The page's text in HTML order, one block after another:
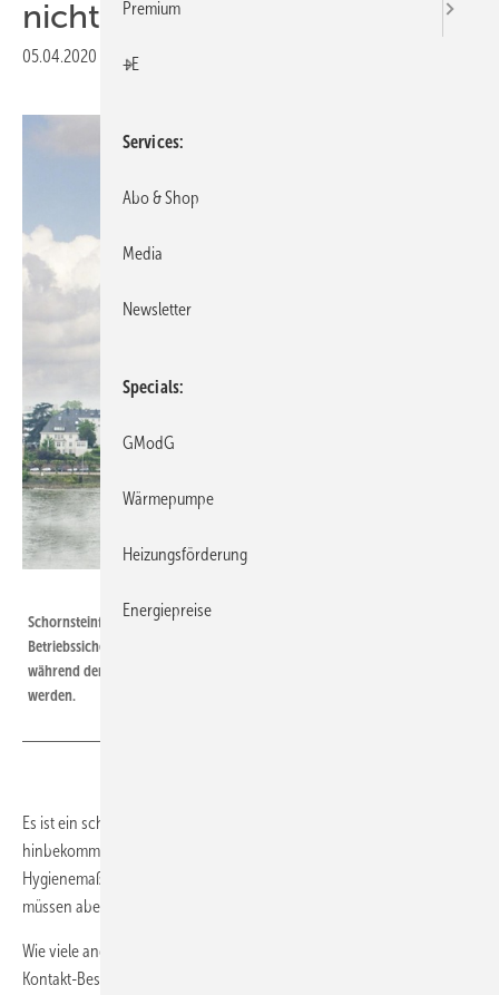
nicht aus
05.04.2020 Druckvorschau
Schornsteinfegertätigkeiten zur Wahrung der Brand- und
Betriebssicherheit dienen der öffentlichen Gefahrenabwehr und dürfen
während der Coronavirus-Krise nicht ausgesetzt oder beliebig verschoben
werden.
Es ist ein schwieriger Spagat, den die Schornsteinfeger zurzeit
hinbekommen müssen. Sie sind gehalten, die empfohlenen
Hygienemaßnahmen bezüglich des Infektionsschutzes einzuhalten,
müssen aber auf der anderen Seite ihren Pflichten nachkommen.
Wie viele andere Handwerker führen Schornsteinfeger in der Zeit mit
Kontakt-Beschränkungen zur Verlangsamung der Ausbreitung des
Premium
+E
Services
Abo & Shop
Media
Newsletter
Specials
GModG
Wärmepumpe
Heizungsförderung
Energiepreise